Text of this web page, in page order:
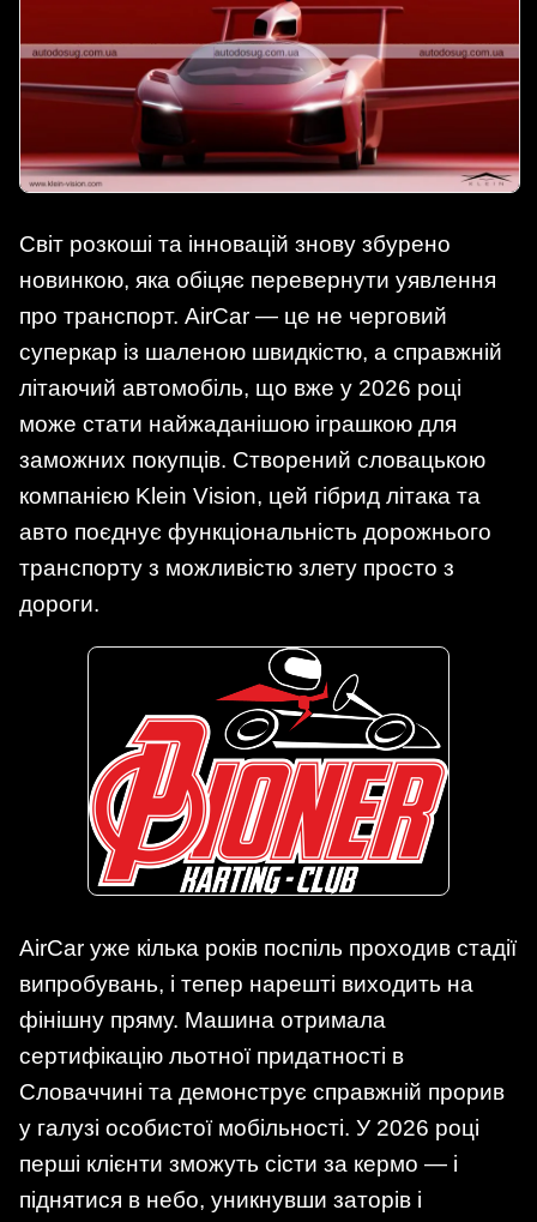
Світ розкоші та інновацій знову збурено
новинкою, яка обіцяє перевернути уявлення
про транспорт. AirCar — це не черговий
суперкар із шаленою швидкістю, а справжній
літаючий автомобіль, що вже у 2026 році
може стати найжаданішою іграшкою для
заможних покупців. Створений словацькою
компанією Klein Vision, цей гібрид літака та
авто поєднує функціональність дорожнього
транспорту з можливістю злету просто з
дороги.
AirCar уже кілька років поспіль проходив стадії
випробувань, і тепер нарешті виходить на
фінішну пряму. Машина отримала
сертифікацію льотної придатності в
Словаччині та демонструє справжній прорив
у галузі особистої мобільності. У 2026 році
перші клієнти зможуть сісти за кермо — і
піднятися в небо, уникнувши заторів і